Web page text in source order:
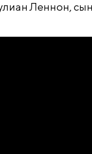
Леннон,